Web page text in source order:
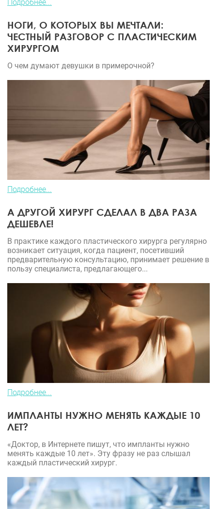
Подробнее...
НОГИ, О КОТОРЫХ ВЫ МЕЧТАЛИ:
ЧЕСТНЫЙ РАЗГОВОР С ПЛАСТИЧЕСКИМ
ХИРУРГОМ
О чем думают девушки в примерочной?
Подробнее...
А ДРУГОЙ ХИРУРГ СДЕЛАЛ В ДВА РАЗА
ДЕШЕВЛЕ!
В практике каждого пластического хирурга регулярно
возникает ситуация, когда пациент, посетивший
предварительную консультацию, принимает решение в
пользу специалиста, предлагающего...
Подробнее...
ИМПЛАНТЫ НУЖНО МЕНЯТЬ КАЖДЫЕ 10
ЛЕТ?
«Доктор, в Интернете пишут, что импланты нужно
менять каждые 10 лет». Эту фразу не раз слышал
каждый пластический хирург.